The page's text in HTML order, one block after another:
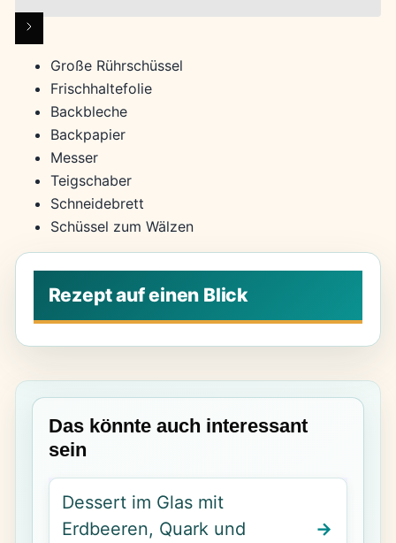
Große Rührschüssel
Frischhaltefolie
Backbleche
Backpapier
Messer
Teigschaber
Schneidebrett
Schüssel zum Wälzen
Das könnte auch interessant
sein
Dessert im Glas mit
Erdbeeren, Quark und